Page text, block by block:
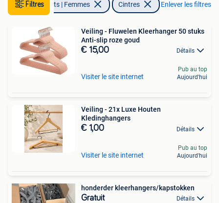
Filtres
Vêtements | Femmes Cintres Enlever les filtres
Veiling - Fluwelen Kleerhanger 50 stuks
Anti-slip roze goud
€ 15,00 Détails
Visiter le site internet
Pub au top
Aujourd'hui
Veiling - 21x Luxe Houten
Kledinghangers
€ 1,00 Détails
Visiter le site internet
Pub au top
Aujourd'hui
honderder kleerhangers/kapstokken
Gratuit Détails